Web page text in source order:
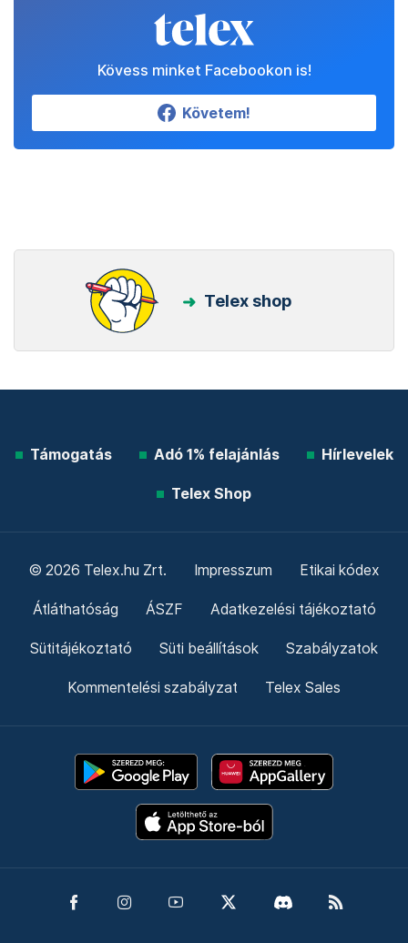
Kövess minket Facebookon is!
Követem!
Telex shop
Támogatás Adó 1% felajánlás Hírlevelek
Telex Shop
© 2026 Telex.hu Zrt. Impresszum Etikai kódex
Átláthatóság ÁSZF Adatkezelési tájékoztató
Sütitájékoztató Süti beállítások Szabályzatok
Kommentelési szabályzat Telex Sales